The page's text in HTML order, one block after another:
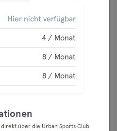
Class 🔥🔥
Germany
Hier nicht verfügbar
4 / Monat
8 / Monat
8 / Monat
direkt über die Urban Sports Club